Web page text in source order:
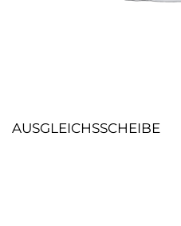
AUSGLEICHSSCHEIBE